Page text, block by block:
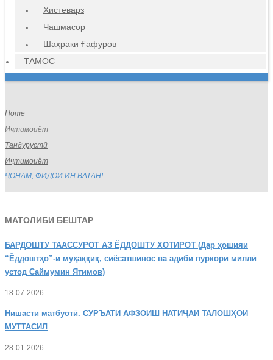
Хистеварз
Чашмасор
Шаҳраки Ғафуров
ТАМОС
Home
Иҷтимоиёт
Тандурустӣ
Иҷтимоиёт
ҶОНАМ, ФИДОИ ИН ВАТАН!
МАТОЛИБИ БЕШТАР
БАРДОШТУ ТААССУРОТ АЗ ЁДДОШТУ ХОТИРОТ (Дар ҳошияи
“Ёддоштҳо”-и муҳаққиқ, сиёсатшинос ва адиби пуркори миллӣ
устод Саймумин Ятимов)
18-07-2026
Нишасти матбуотӣ. СУРЪАТИ АФЗОИШ НАТИҶАИ ТАЛОШҲОИ
МУТТАСИЛ
28-01-2026